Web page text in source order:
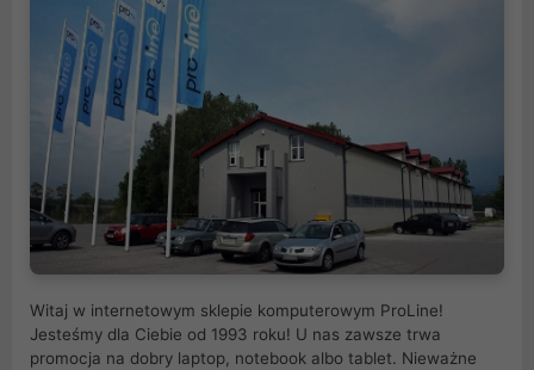
Witaj w internetowym sklepie komputerowym ProLine!
Jesteśmy dla Ciebie od 1993 roku! U nas zawsze trwa
promocja na dobry laptop, notebook albo tablet. Nieważne